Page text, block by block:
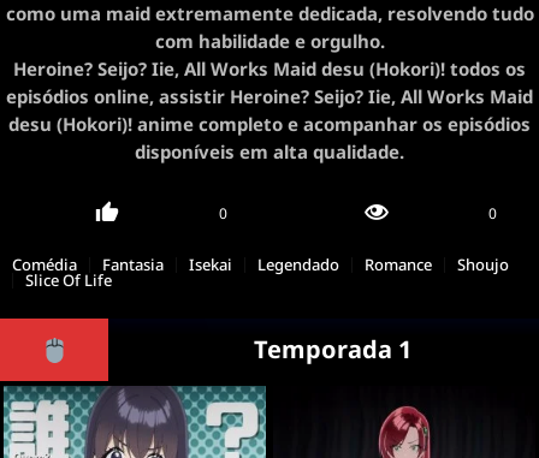
como uma maid extremamente dedicada, resolvendo tudo
com habilidade e orgulho.
Heroine? Seijo? Iie, All Works Maid desu (Hokori)! todos os
episódios online, assistir Heroine? Seijo? Iie, All Works Maid
desu (Hokori)! anime completo e acompanhar os episódios
disponíveis em alta qualidade.
0 0
Comédia Fantasia Isekai Legendado Romance Shoujo
Slice Of Life
Temporada 1